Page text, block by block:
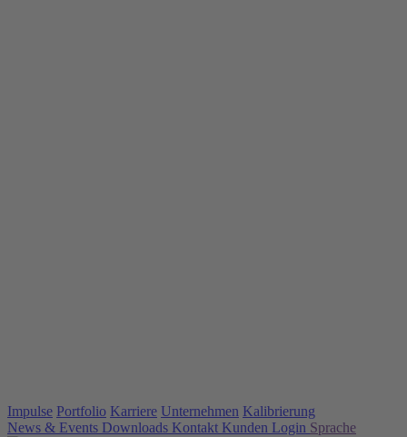
Impulse Portfolio Karriere Unternehmen Kalibrierung
News & Events Downloads Kontakt Kunden Login Sprache